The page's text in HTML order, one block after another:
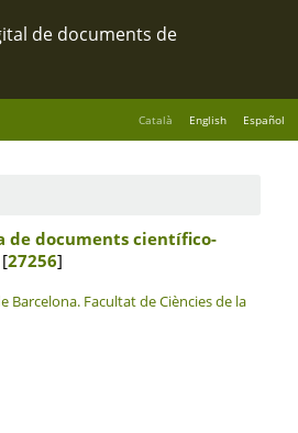
Català English Español
de documents científico-
27256]
Barcelona. Facultat de Ciències de la